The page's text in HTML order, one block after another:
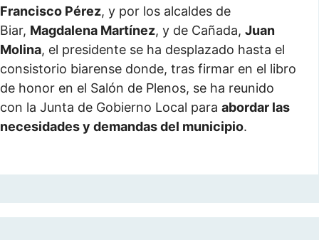
Francisco Pérez, y por los alcaldes de
Biar, Magdalena Martínez, y de Cañada, Juan
Molina, el presidente se ha desplazado hasta el
consistorio biarense donde, tras firmar en el libro
de honor en el Salón de Plenos, se ha reunido
con la Junta de Gobierno Local para abordar las
necesidades y demandas del municipio.